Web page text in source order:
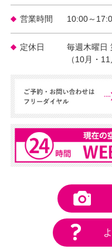
営業時間 10:00～
定休日
毎週木曜日
（10月・